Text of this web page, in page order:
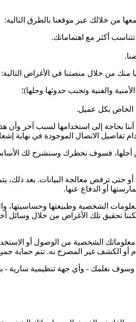
من خلالك عبر موقعنا بالطرق التالية:
أكثر مع اهتماماتك.
من خلال منصتنا في الأغراض التالية:
والفنية وتجنب حدوثها وحلها)؛
الخاص بكل عميل.
أننا بحاجة إلى استخدامها لسبب
تفاصيل الاتصال الموجودة في نهاية
أجلها، فسوف نخطرك وسنشرح لك
ترفض معالجة البيانات. بعد ذلك،
أو الدفاع عنها.
الشخصية وطبيعتها
تحقيق تلك الأغراض من خلال وسائل
الشخصية من الوصول أو
الكشف غير المصرح به. تتم حماية جميع
نعلمك - وأي جهة تنظيمية سارية -